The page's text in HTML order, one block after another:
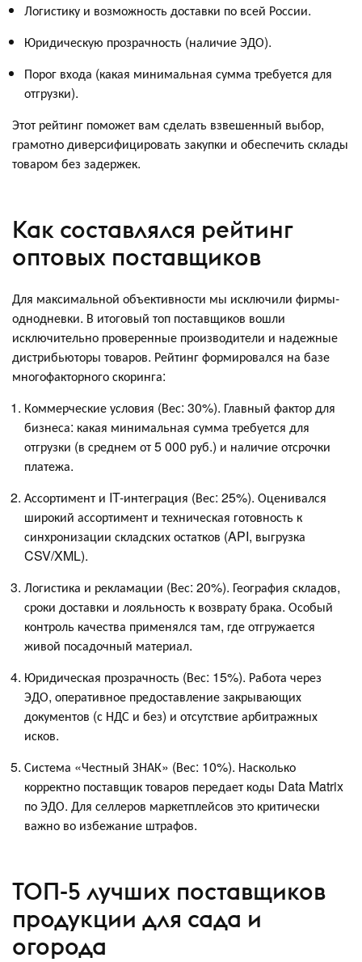
Логистику и возможность доставки по всей России.
Юридическую прозрачность (наличие ЭДО).
Порог входа (какая минимальная сумма требуется для
отгрузки).
Этот рейтинг поможет вам сделать взвешенный выбор,
грамотно диверсифицировать закупки и обеспечить склады
товаром без задержек.
Как составлялся рейтинг
оптовых поставщиков
Для максимальной объективности мы исключили фирмы-
однодневки. В итоговый топ поставщиков вошли
исключительно проверенные производители и надежные
дистрибьюторы товаров. Рейтинг формировался на базе
многофакторного скоринга:
Коммерческие условия (Вес: 30%). Главный фактор для
бизнеса: какая минимальная сумма требуется для
отгрузки (в среднем от 5 000 руб.) и наличие отсрочки
платежа.
Ассортимент и IT-интеграция (Вес: 25%). Оценивался
широкий ассортимент и техническая готовность к
синхронизации складских остатков (API, выгрузка
CSV/XML).
Логистика и рекламации (Вес: 20%). География складов,
сроки доставки и лояльность к возврату брака. Особый
контроль качества применялся там, где отгружается
живой посадочный материал.
Юридическая прозрачность (Вес: 15%). Работа через
ЭДО, оперативное предоставление закрывающих
документов (с НДС и без) и отсутствие арбитражных
исков.
Система «Честный ЗНАК» (Вес: 10%). Насколько
корректно поставщик товаров передает коды Data Matrix
по ЭДО. Для селлеров маркетплейсов это критически
важно во избежание штрафов.
ТОП-5 лучших поставщиков
продукции для сада и
огорода